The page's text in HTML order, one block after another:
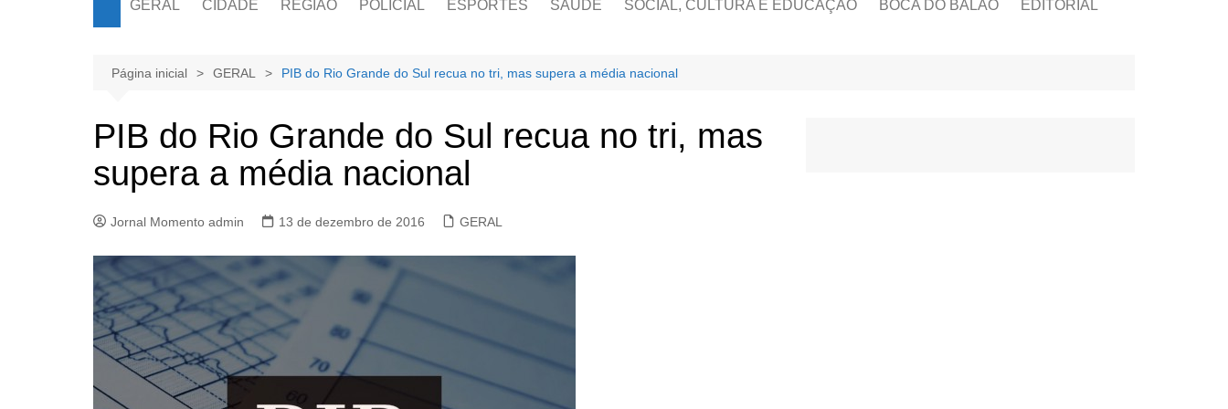
GERAL CIDADE REGIÃO POLICIAL ESPORTES SAÚDE SOCIAL, CULTURA E EDUCAÇÃO BOCA DO BALÃO EDITORIAL
Página inicial GERAL PIB do Rio Grande do Sul recua no tri, mas supera a média nacional
PIB do Rio Grande do Sul recua no tri, mas
supera a média nacional
Jornal Momento admin 13 de dezembro de 2016 GERAL